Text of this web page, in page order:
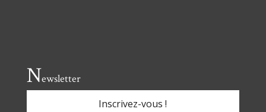
Newsletter
Inscrivez-vous !